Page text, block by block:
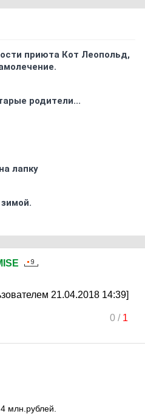
приюта Кот Леопольд,
родители...
лапку
21.04.2018 14:39]
0/ 1
млн.рублей.